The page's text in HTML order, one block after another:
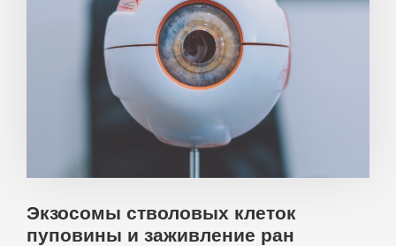
Экзосомы стволовых клеток
пуповины и заживление ран